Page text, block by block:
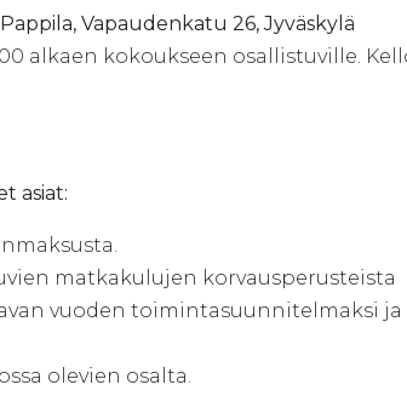
Vapaudenkatu 26, Jyväskylä
alkaen kokoukseen osallistuville.
asiat:
matkakulujen korvausperusteista
vuoden toimintasuunnitelmaksi ja
olevien osalta.